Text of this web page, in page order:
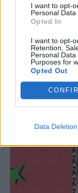
I want to opt-
Personal Data
Opted In
I want to opt-
Retention,
Personal
Purposes for
Opted Out
Data Deletion
Halloween
του Mad Viral
Cosmote TV
21.10.2024